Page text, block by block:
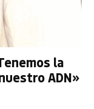
la
ADN»